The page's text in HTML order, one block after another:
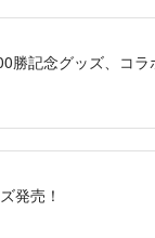
勝記念グッズ、コ
発売！